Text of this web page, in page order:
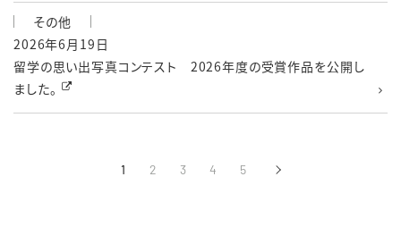
その他
2026年6月19日
留学の思い出写真コンテスト 2026年度の受賞作品を公開し
ました。
1 2 3 4 5 ›次へ